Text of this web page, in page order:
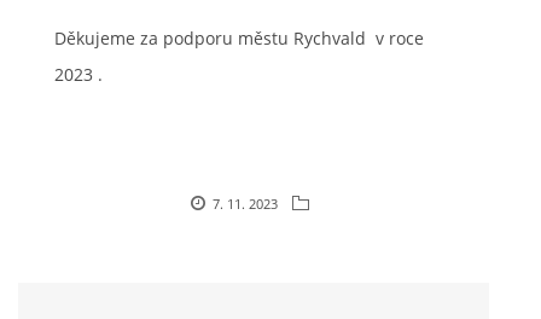
Děkujeme za podporu městu Rychvald v roce
2023 .
7. 11. 2023